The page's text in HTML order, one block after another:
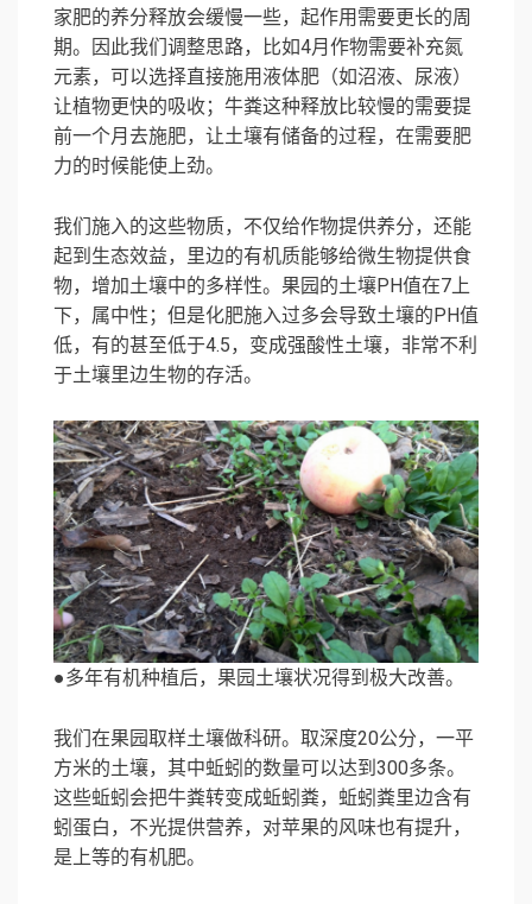
家肥的养分释放会缓慢一些，起作用需要更长的周
期。因此我们调整思路，比如4月作物需要补充氮
元素，可以选择直接施用液体肥（如沼液、尿液）
让植物更快的吸收；牛粪这种释放比较慢的需要提
前一个月去施肥，让土壤有储备的过程，在需要肥
力的时候能使上劲。
我们施入的这些物质，不仅给作物提供养分，还能
起到生态效益，里边的有机质能够给微生物提供食
物，增加土壤中的多样性。果园的土壤PH值在7上
下，属中性；但是化肥施入过多会导致土壤的PH值
低，有的甚至低于4.5，变成强酸性土壤，非常不利
于土壤里边生物的存活。
●多年有机种植后，果园土壤状况得到极大改善。
我们在果园取样土壤做科研。取深度20公分，一平
方米的土壤，其中蚯蚓的数量可以达到300多条。
这些蚯蚓会把牛粪转变成蚯蚓粪，蚯蚓粪里边含有
蚓蛋白，不光提供营养，对苹果的风味也有提升，
是上等的有机肥。